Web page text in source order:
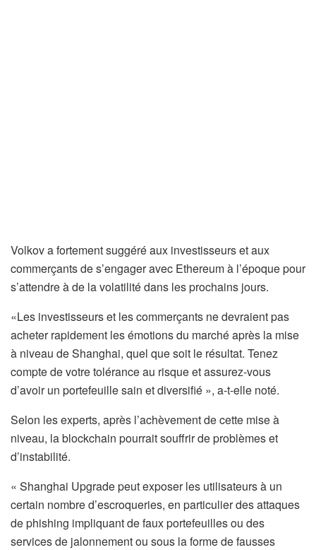
Volkov a fortement suggéré aux investisseurs et aux
commerçants de s’engager avec Ethereum à l’époque pour
s’attendre à de la volatilité dans les prochains jours.
«Les investisseurs et les commerçants ne devraient pas
acheter rapidement les émotions du marché après la mise
à niveau de Shanghai, quel que soit le résultat. Tenez
compte de votre tolérance au risque et assurez-vous
d’avoir un portefeuille sain et diversifié », a-t-elle noté.
Selon les experts, après l’achèvement de cette mise à
niveau, la blockchain pourrait souffrir de problèmes et
d’instabilité.
« Shanghai Upgrade peut exposer les utilisateurs à un
certain nombre d’escroqueries, en particulier des attaques
de phishing impliquant de faux portefeuilles ou des
services de jalonnement ou sous la forme de fausses